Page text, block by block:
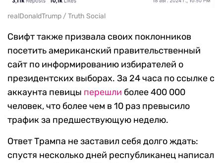
realDonaldTrump / Truth Social
Свифт также призвала своих поклонников
посетить американский правительственный
сайт по информированию избирателей о
президентских выборах. За 24 часа по ссылке с
аккаунта певицы перешли более 400 000
человек, что более чем в 10 раз превысило
трафик за предшествующую неделю.
Ответ Трампа не заставил себя долго ждать:
спустя несколько дней республиканец написал